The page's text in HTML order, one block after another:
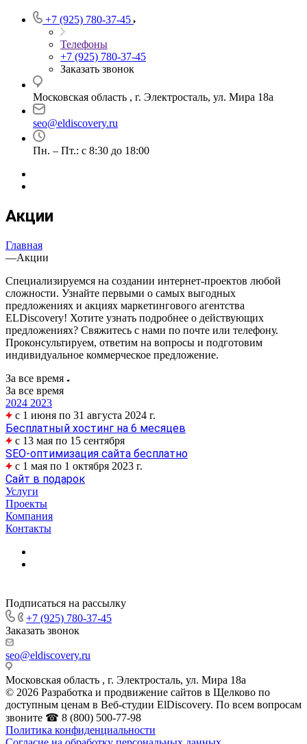
+7 (925) 780-37-45
Телефоны
+7 (925) 780-37-45
Заказать звонок
Московская область , г. Электросталь, ул. Мира 18а
seo@eldiscovery.ru
Пн. – Пт.: с 8:30 до 18:00
Акции
Главная
—Акции
Специализируемся на создании интернет-проектов любой
сложности. Узнайте первыми о самых выгодных
предложениях и акциях маркетингового агентства
ELDiscovery! Хотите узнать подробнее о действующих
предложениях? Свяжитесь с нами по почте или телефону.
Проконсультируем, ответим на вопросы и подготовим
индивидуальное коммерческое предложение.
За все время
За все время
2024 2023
c 1 июня по 31 августа 2024 г.
Бесплатный хостинг на 6 месяцев
с 13 мая по 15 сентября
SEO-оптимизация сайта бесплатно
c 1 мая по 1 октября 2023 г.
Сайт в подарок
Услуги
Проекты
Компания
Контакты
Подписаться на рассылку
+7 (925) 780-37-45
Заказать звонок
seo@eldiscovery.ru
Московская область , г. Электросталь, ул. Мира 18а
© 2026 Разработка и продвижение сайтов в Щелково по
доступным ценам в Веб-студии ElDiscovery. По всем вопросам
звоните ☎ 8 (800) 500-77-98
Политика конфиденциальности